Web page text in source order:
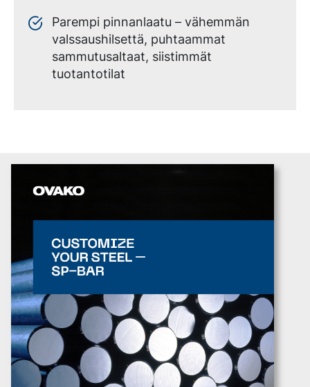
Parempi pinnanlaatu – vähemmän
valssaushilsettä, puhtaammat
sammutusaltaat, siistimmät
tuotantotilat